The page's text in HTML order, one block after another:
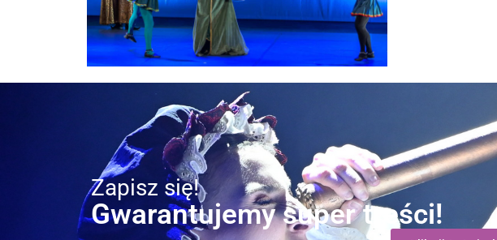
Zapisz się!
Gwarantujemy super treści!